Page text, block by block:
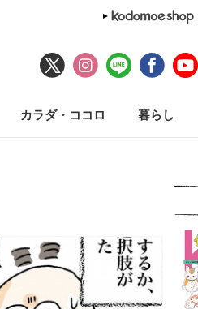
カラダ・ココロ 暮らし